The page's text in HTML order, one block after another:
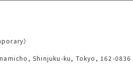
）
Shinjuku-ku, Tokyo, 162-0836